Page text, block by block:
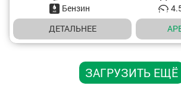
Бензин
ДЕТАЛЬНЕЕ
ЗАГРУЗИТЬ ЕЩЁ